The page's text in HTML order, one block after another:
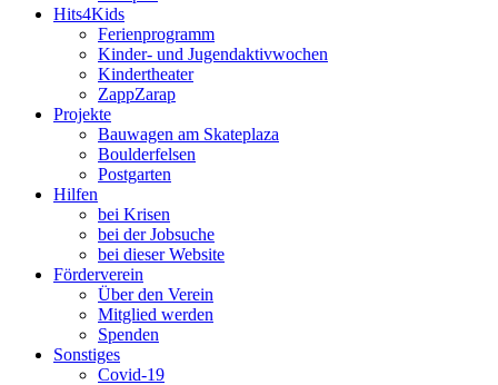
Hits4Kids
Ferienprogramm
Kinder- und Jugendaktivwochen
Kindertheater
ZappZarap
Projekte
Bauwagen am Skateplaza
Boulderfelsen
Postgarten
Hilfen
bei Krisen
bei der Jobsuche
bei dieser Website
Förderverein
Über den Verein
Mitglied werden
Spenden
Sonstiges
Covid-19